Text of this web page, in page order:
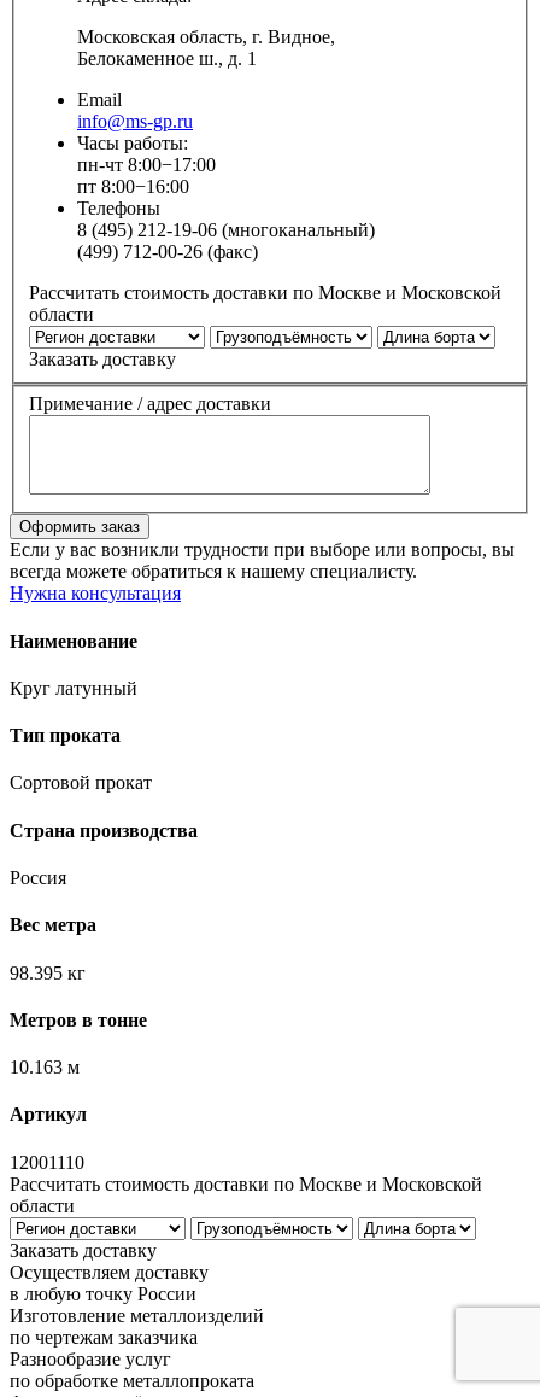
Московская область, г. Видное,
Белокаменное ш., д. 1
Email
info@ms-gp.ru
Часы работы:
пн-чт 8:00−17:00
пт 8:00−16:00
Телефоны
8 (495) 212-19-06 (многоканальный)
(499) 712-00-26 (факс)
Рассчитать стоимость доставки по Москве и Московской
области
Заказать доставку
Примечание / адрес доставки
Если у вас возникли трудности при выборе или вопросы, вы
всегда можете обратиться к нашему специалисту.
Нужна консультация
Наименование
Круг латунный
Тип проката
Сортовой прокат
Страна производства
Россия
Вес метра
98.395 кг
Метров в тонне
10.163 м
Артикул
12001110
Рассчитать стоимость доставки по Москве и Московской
области
Заказать доставку
Осуществляем доставку
в любую точку России
Изготовление металлоизделий
по чертежам заказчика
Разнообразие услуг
по обработке металлопроката